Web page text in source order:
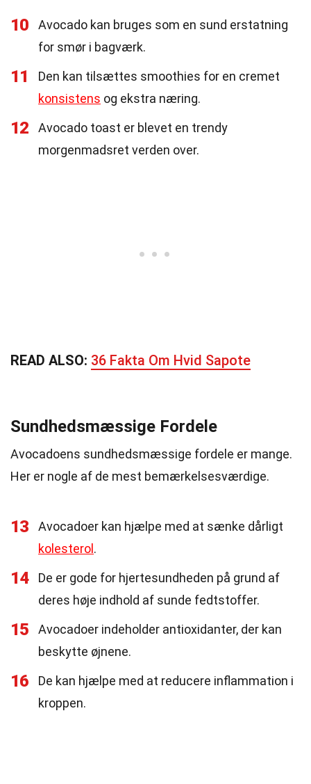
10
Avocado kan bruges som en sund erstatning
for smør i bagværk.
11
Den kan tilsættes smoothies for en cremet
konsistens og ekstra næring.
12
Avocado toast er blevet en trendy
morgenmadsret verden over.
READ ALSO: 36 Fakta Om Hvid Sapote
Sundhedsmæssige Fordele
Avocadoens sundhedsmæssige fordele er mange.
Her er nogle af de mest bemærkelsesværdige.
13
Avocadoer kan hjælpe med at sænke dårligt
kolesterol .
14
De er gode for hjertesundheden på grund af
deres høje indhold af sunde fedtstoffer.
15
Avocadoer indeholder antioxidanter, der kan
beskytte øjnene.
16
De kan hjælpe med at reducere inflammation i
kroppen.